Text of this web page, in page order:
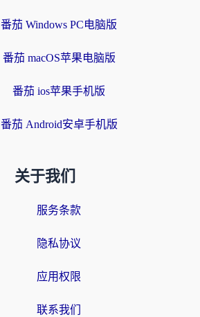
番茄 Windows PC电脑版
番茄 macOS苹果电脑版
番茄 ios苹果手机版
番茄 Android安卓手机版
关于我们
服务条款
隐私协议
应用权限
联系我们